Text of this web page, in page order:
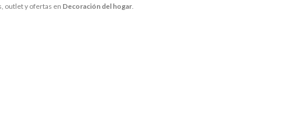
outlet y ofertas en Decoración del hogar